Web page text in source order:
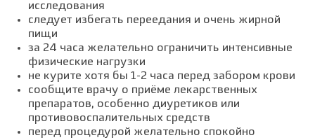
исследования
следует избегать переедания и очень жирной
пищи
за 24 часа желательно ограничить интенсивные
физические нагрузки
не курите хотя бы 1-2 часа перед забором крови
сообщите врачу о приёме лекарственных
препаратов, особенно диуретиков или
противовоспалительных средств
перед процедурой желательно спокойно